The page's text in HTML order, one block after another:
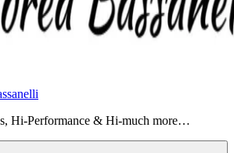
Hi-Performance & Hi-much more…